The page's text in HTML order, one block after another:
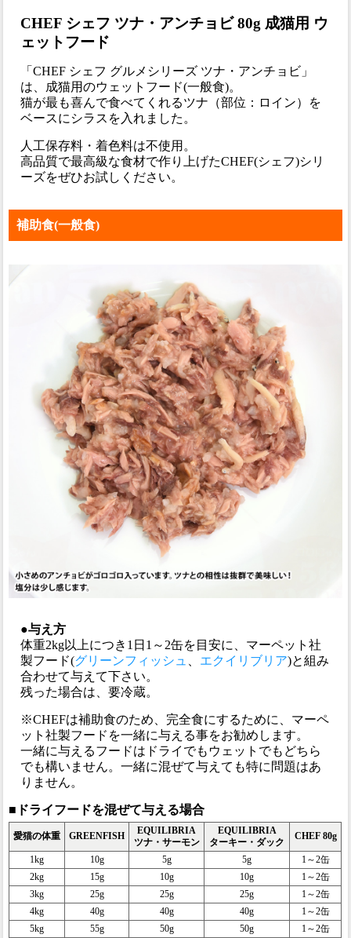
CHEF シェフ ツナ・アンチョビ 80g 成猫用 ウ
ェットフード
「CHEF シェフ グルメシリーズ ツナ・アンチョビ」
は、成猫用のウェットフード(一般食)。
猫が最も喜んで食べてくれるツナ（部位：ロイン）を
ベースにシラスを入れました。
人工保存料・着色料は不使用。
高品質で最高級な食材で作り上げたCHEF(シェフ)シリ
ーズをぜひお試しください。
補助食(一般食)
●与え方
体重2kg以上につき1日1～2缶を目安に、マーペット社
製フード(グリーンフィッシュ エクイリブリア)と組み
合わせて与えて下さい。
残った場合は、要冷蔵。
※CHEFは補助食のため、完全食にするために、マーペ
ット社製フードを一緒に与える事をお勧めします。
一緒に与えるフードはドライでもウェットでもどちら
でも構いません。一緒に混ぜて与えても特に問題はあ
りません。
■ドライフードを混ぜて与える場合
愛猫の体重 GREENFISH
EQUILIBRIA
ツナ・サーモン
EQUILIBRIA
ターキー・ダック
CHEF 80g
1kg 10g 5g 5g
1～2缶
2kg
15g 10g 10g
1～2缶
3kg
25g 25g 25g
1～2缶
4kg
40g 40g 40g
1～2缶
5kg
55g 50g 50g
1～2缶